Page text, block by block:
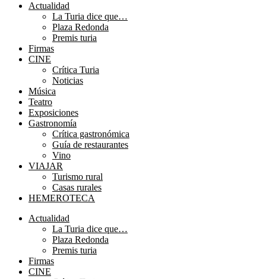
Actualidad
La Turia dice que…
Plaza Redonda
Premis turia
Firmas
CINE
Crítica Turia
Noticias
Música
Teatro
Exposiciones
Gastronomía
Crítica gastronómica
Guía de restaurantes
Vino
VIAJAR
Turismo rural
Casas rurales
HEMEROTECA
Menú
Actualidad
La Turia dice que…
Plaza Redonda
Premis turia
Firmas
CINE